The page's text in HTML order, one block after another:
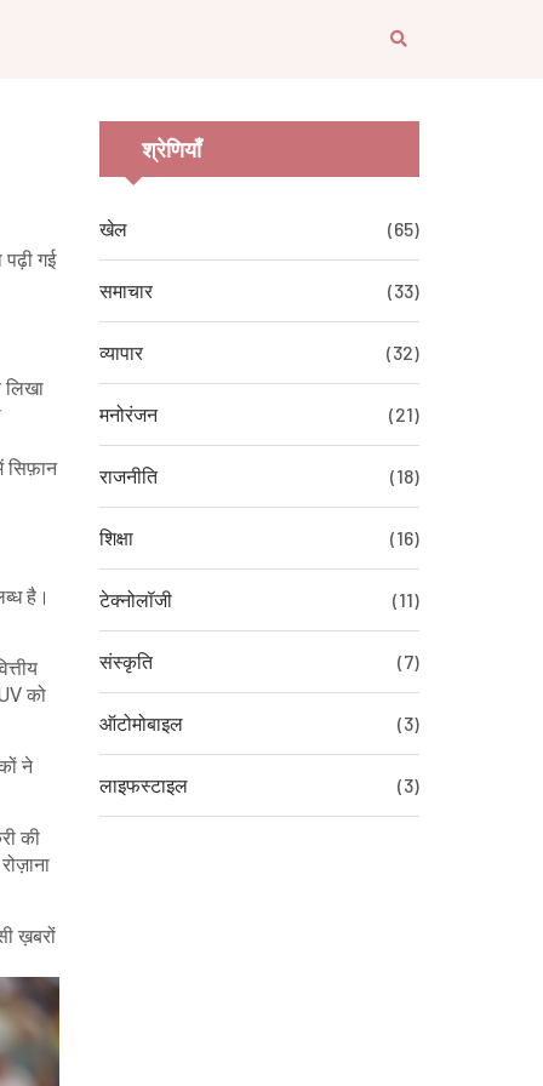
गई
लिखा
सिफ़ान
है।
को
ने
की
ख़बरों
श्रेणियाँ
खेल (65)
समाचार (33)
व्यापार (32)
मनोरंजन (21)
राजनीति (18)
शिक्षा (16)
टेक्नोलॉजी (11)
संस्कृति (7)
ऑटोमोबाइल (3)
लाइफस्टाइल (3)